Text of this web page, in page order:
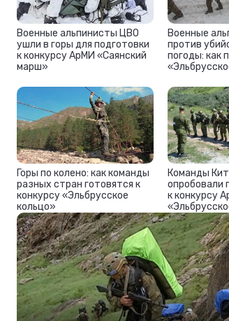
Военные альпинисты ЦВО
ушли в горы для подготовки
к конкурсу АрМИ «Саянский
марш»
Военные
против
погоды: как
Горы по колено: как команды
разных стран готовятся к
конкурсу «Эльбрусское
кольцо»
Команды
опробовали
к конкурсу